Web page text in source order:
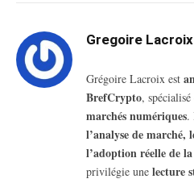
Gregoire Lacroix
Grégoire Lacroix est
BrefCrypto, spécialisé
marchés numériques.
l’analyse de marché,
l’adoption réelle de
privilégie une lecture